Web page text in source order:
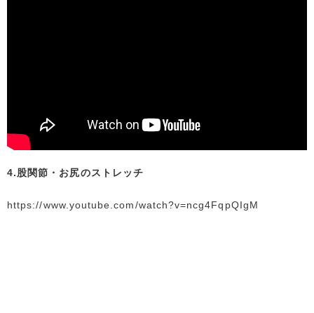
4.股関節・お尻のストレッチ
https://www.youtube.com/watch?v=ncg4FqpQIgM